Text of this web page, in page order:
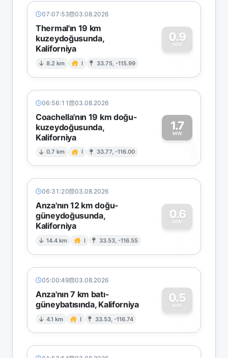
07:07:53 03.08.2026
Thermal'ın 19 km
kuzeydoğusunda,
Kaliforniya
8.2 km I 33.75, -115.99
0.9
MW
0
06:56:11 03.08.2026
Coachella'nın 19 km doğu-
kuzeydoğusunda,
Kaliforniya
0.7 km I 33.77, -116.00
1.7
MW
1
06:31:20 03.08.2026
Anza'nın 12 km doğu-
güneydoğusunda,
Kaliforniya
14.4 km I 33.53, -116.55
0.6
MW
0
05:00:49 03.08.2026
Anza'nın 7 km batı-
güneybatısında, Kaliforniya
4.1 km I 33.53, -116.74
0.5
MW
0